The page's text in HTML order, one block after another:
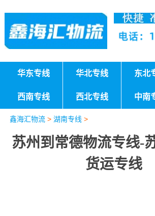
华东专线 华北专线 东北
西南专线 西北专线 中南
鑫海汇物流> 湖南专线 >
苏州到常德物流专线-
货运专线